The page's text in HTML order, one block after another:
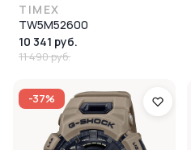
TIMEX
TW5M52600
10 341 руб.
11 490 руб.
-37%